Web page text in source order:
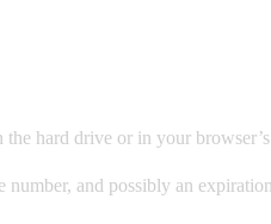
hard drive or in your
and possibly an